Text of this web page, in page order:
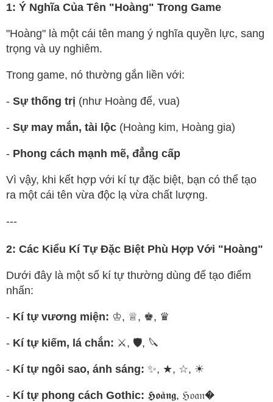
1: Ý Nghĩa Của Tên "Hoàng" Trong Game
"Hoàng" là một cái tên mang ý nghĩa quyền lực, sang
trọng và uy nghiêm.
Trong game, nó thường gắn liền với:
- Sự thống trị (như Hoàng đế, vua)
- Sự may mắn, tài lộc (Hoàng kim, Hoàng gia)
- Phong cách mạnh mẽ, đẳng cấp
Vì vậy, khi kết hợp với kí tự đặc biệt, bạn có thể tạo
ra một cái tên vừa độc lạ vừa chất lượng.
---
2: Các Kiểu Kí Tự Đặc Biệt Phù Hợp Với "Hoàng"
Dưới đây là một số kí tự thường dùng để tạo điểm
nhấn:
- Kí tự vương miện: ♔, ♕, ♚, ♛
- Kí tự kiếm, lá chắn: ⚔, 🛡, 🔪
- Kí tự ngôi sao, ánh sáng: ✨, ★, ☆, ☀
- Kí tự phong cách Gothic: 𝕳𝖔𝖆̀𝖓𝖌, ℌ𝔬𝔞𝔫�